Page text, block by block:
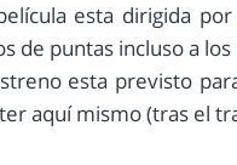
esta dirigida
de puntas incluso a
esta previsto
aquí mismo (tras el